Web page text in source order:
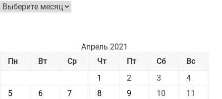
Архив
новостей
Апрель 2021
Пн
Вт Ср Чт Пт Сб
Вс
1
2 3
4
5
6 7 8 9 10
11